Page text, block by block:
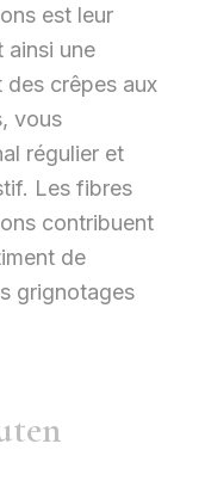
est leur
ainsi une
des crêpes aux
vous
régulier et
Les fibres
contribuent
de
grignotages